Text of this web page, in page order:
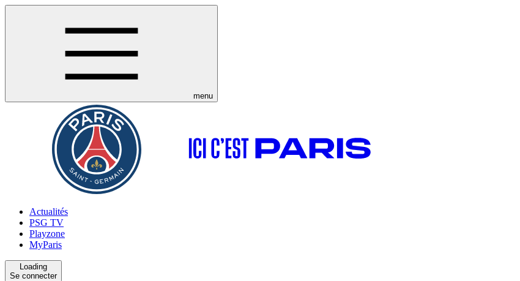
menu
Actualités
PSG TV
Playzone
MyParis
Loading
Se connecter